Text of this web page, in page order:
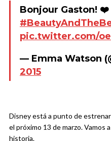
Bonjour Gaston!
pic.twitter.com/
— Emma Watson
2015
Disney está a punto de estrenar
el próximo 13 de marzo. Vamos
historia.